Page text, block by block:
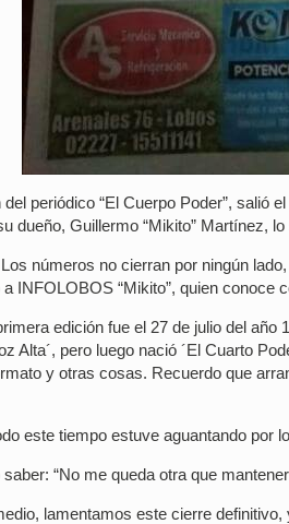
del periódico “El Cuerpo Poder”, salió
dueño, Guillermo “Mikito” Martínez,
números no cierran por ningún
a INFOLOBOS “Mikito”, quien
edición fue el 27 de julio del
Alta´, pero luego nació ´El Cuarto
y otras cosas. Recuerdo que
este tiempo estuve aguantando por
“No me queda otra que
lamentamos este cierre